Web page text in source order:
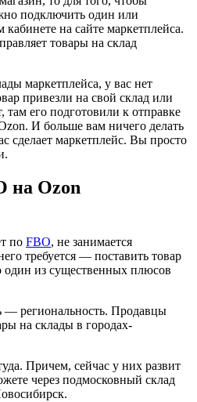
подключить один или
кабинете на сайте маркетплейса.
товары на склад
маркетплейса, у вас нет
привезли на свой склад или
там его подготовили к отправке
И больше вам ничего делать
сделает маркетплейс. Вы просто
на Ozon
по FBO, не занимается
требуется — поставить товар
один из существенных плюсов
— региональность. Продавцы
на склады в городах-
Причем, сейчас у них развит
через подмосковный склад